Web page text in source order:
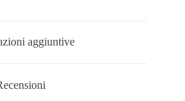
aggiuntive